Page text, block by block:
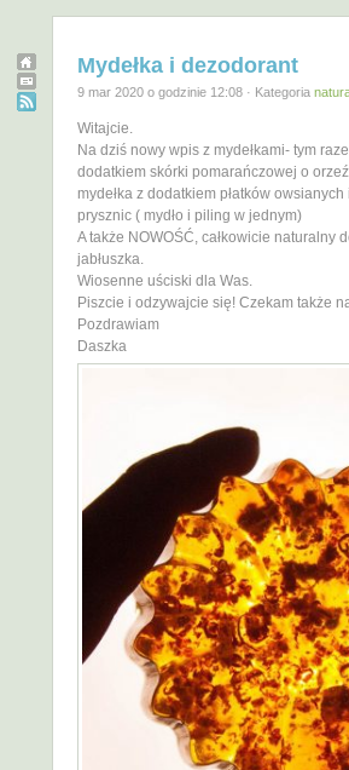
Mydełka i dezodorant
9 mar 2020 o godzinie 12:08 · Kategoria
Witajcie.
Na dziś nowy wpis z mydełkami- tym
dodatkiem skórki pomarańczowej o
mydełka z dodatkiem płatków
prysznic ( mydło i piling w jednym)
A także NOWOŚĆ, całkowicie naturalny
jabłuszka.
Wiosenne uściski dla Was.
Piszcie i odzywajcie się! Czekam także
Pozdrawiam
Daszka